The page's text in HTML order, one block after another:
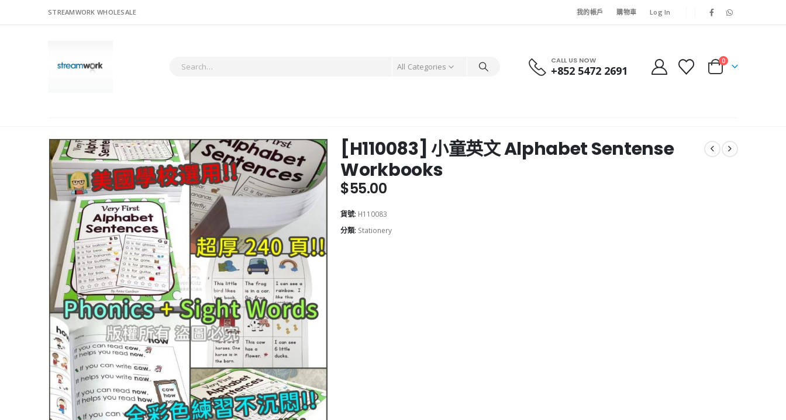
STREAMWORK WHOLESALE 我的帳戶 購物車 Log In
All Categories
CALL US NOW
+852 5472 2691
0
[H110083] 小童英文 Alphabet Sentense
Workbooks
$55.00
貨號: H110083
分類: Stationery